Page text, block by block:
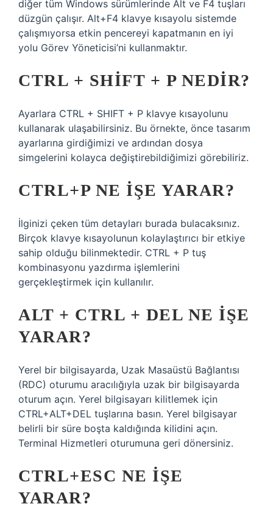
diğer tüm Windows sürümlerinde Alt ve F4 tuşları
düzgün çalışır. Alt+F4 klavye kısayolu sistemde
çalışmıyorsa etkin pencereyi kapatmanın en iyi
yolu Görev Yöneticisi’ni kullanmaktır.
CTRL + SHIFT + P NEDIR?
Ayarlara CTRL + SHIFT + P klavye kısayolunu
kullanarak ulaşabilirsiniz. Bu örnekte, önce tasarım
ayarlarına girdiğimizi ve ardından dosya
simgelerini kolayca değiştirebildiğimizi görebiliriz.
CTRL+P NE IŞE YARAR?
İlginizi çeken tüm detayları burada bulacaksınız.
Birçok klavye kısayolunun kolaylaştırıcı bir etkiye
sahip olduğu bilinmektedir. CTRL + P tuş
kombinasyonu yazdırma işlemlerini
gerçekleştirmek için kullanılır.
ALT + CTRL + DEL NE IŞE
YARAR?
Yerel bir bilgisayarda, Uzak Masaüstü Bağlantısı
(RDC) oturumu aracılığıyla uzak bir bilgisayarda
oturum açın. Yerel bilgisayarı kilitlemek için
CTRL+ALT+DEL tuşlarına basın. Yerel bilgisayar
belirli bir süre boşta kaldığında kilidini açın.
Terminal Hizmetleri oturumuna geri dönersiniz.
CTRL+ESC NE IŞE
YARAR?